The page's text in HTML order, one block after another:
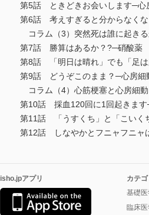
第5話 ときどきお会いします─心
第6話 考えすぎると分からなく
コラム（3）突然死は誰に起き
第7話 勝算はあるか？?─硝酸薬
第8話 「明日は晴れ」でも「足は
第9話 どうぞこのまま？─心房細
コラム（4）心筋梗塞と心房細動
第10話 採血120回に1回起きます
第11話 「うすくち」と「こいく
第12話 しなやかとフニャフニャ
isho.jpアプリ
カテ
基礎
臨床